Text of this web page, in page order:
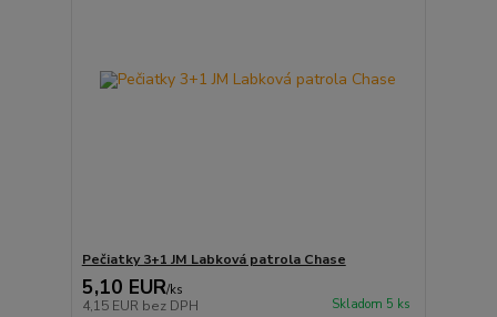
Pečiatky 3+1 JM Labková patrola Chase
5,10 EUR/ks
4,15 EUR bez DPH Skladom 5 ks